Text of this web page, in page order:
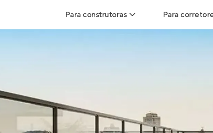
Para construtoras
Maiores Construtoras
Para
Hub de